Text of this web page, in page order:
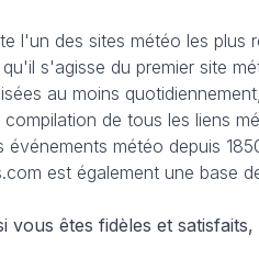
l'un des sites météo les
s'agisse du premier site
au moins
compilation de tous les liens
événements météo depuis
est également une base
êtes fidèles et